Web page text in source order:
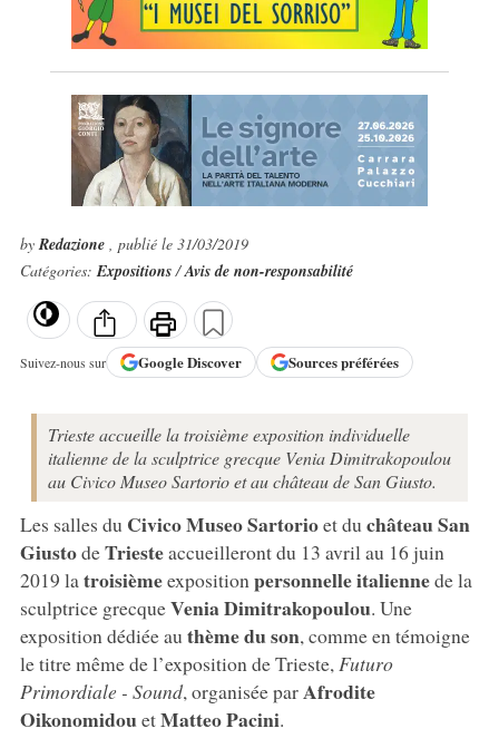
byRedazione , publié le 31/03/2019
Catégories:Expositions/Avis de non-responsabilité
Suivez-nous sur GoogleDiscover Sources préférées
Trieste accueille la troisième exposition individuelle
italienne de la sculptrice grecque Venia Dimitrakopoulou
au Civico Museo Sartorio et au château de San Giusto.
Les salles du Civico Museo Sartorioet du château San
GiustodeTriesteaccueilleront du 13 avril au 16 juin
2019 la troisièmeexposition personnelle italiennede la
sculptrice grecqueVenia Dimitrakopoulou. Une
exposition dédiée au thème du son, comme en témoigne
le titre même de l’exposition de Trieste, Futuro
Primordiale - Sound, organisée parAfrodite
OikonomidouetMatteo Pacini.